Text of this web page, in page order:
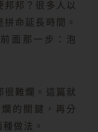
邦邦？很多人以
命延長時間。
面那一步：泡
很難爛。這篇就
的關鍵，再分
做法。